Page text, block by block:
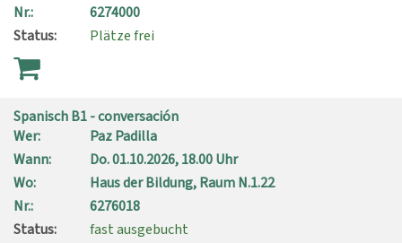
Nr.:
6274000
Status:
Plätze frei
Spanisch B1 - conversación
Wer:
Paz Padilla
Wann:
Do.01.10.2026, 18.00 Uhr
Wo:
Haus der Bildung, Raum N.1.22
Nr.:
6276018
Status:
fast ausgebucht